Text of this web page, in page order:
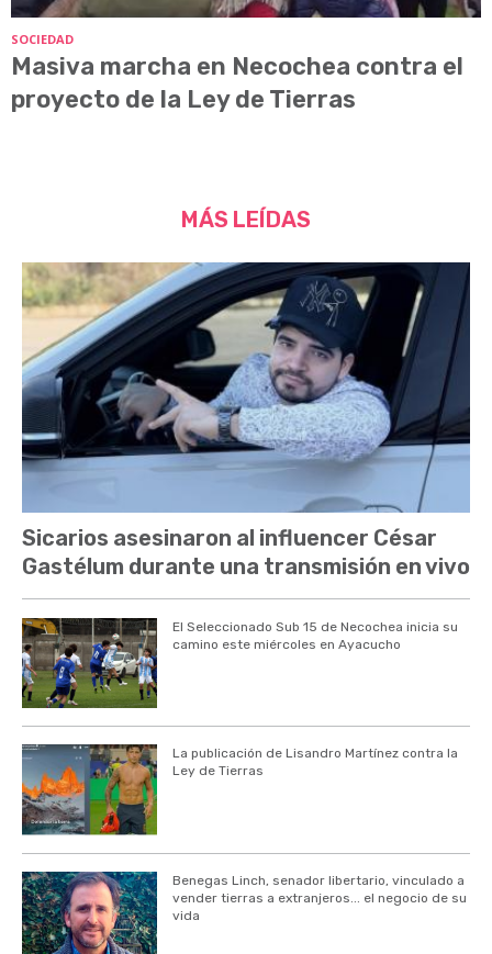
SOCIEDAD
Masiva marcha en Necochea contra el
proyecto de la Ley de Tierras
MÁS LEÍDAS
Sicarios asesinaron al influencer César
Gastélum durante una transmisión en vivo
El Seleccionado Sub 15 de Necochea inicia su
camino este miércoles en Ayacucho
La publicación de Lisandro Martínez contra la
Ley de Tierras
Benegas Linch, senador libertario, vinculado a
vender tierras a extranjeros... el negocio de su
vida